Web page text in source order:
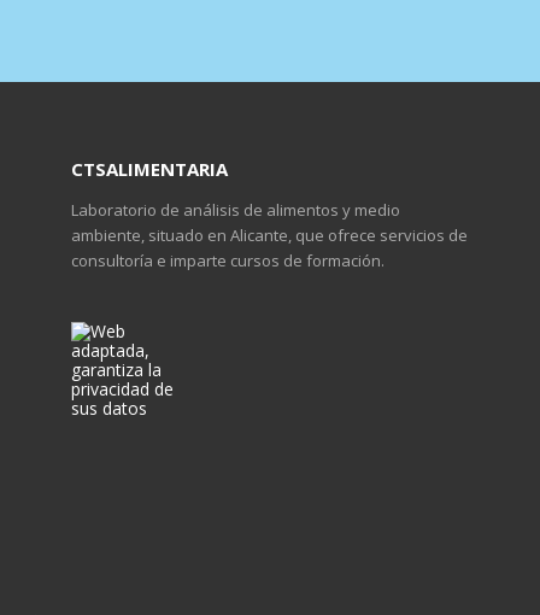
CTSALIMENTARIA
Laboratorio de análisis de alimentos y medio
ambiente, situado en Alicante, que ofrece servicios de
consultoría e imparte cursos de formación.